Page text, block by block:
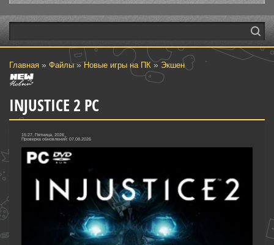
Главная » Файлы»Новые игры на ПК » Экшен
INJUSTICE 2 PC
15:27, Пятница, 2026
Проверка обновлений: 07.08.2026